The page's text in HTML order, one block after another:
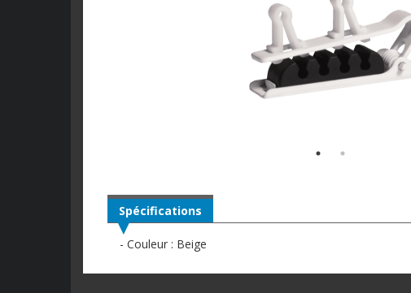
Spécifications
- Couleur : Beige